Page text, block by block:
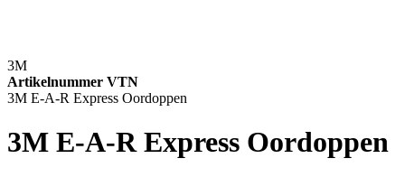
3M
Artikelnummer VTN
3M E-A-R Express Oordoppen
3M E-A-R Express Oordoppen